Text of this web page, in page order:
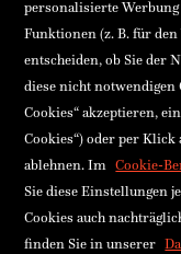
personalisierte
Funktionen (z. B. für
entscheiden, ob Sie der
diese nicht notwendigen
Cookies“ akzeptieren,
Cookies“) oder per Klick
ablehnen. Im Cookie-
Sie diese Einstellungen
Cookies auch
finden Sie in unserer